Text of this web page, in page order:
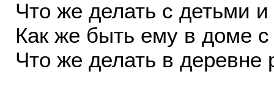
Что же делать с детьми
Как же быть ему в доме
Что же делать в деревне